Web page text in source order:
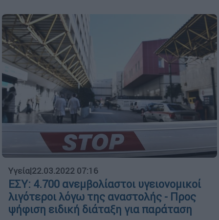
Υγεία|22.03.2022 07:16
ΕΣΥ: 4.700 ανεμβολίαστοι υγειονομικοί
λιγότεροι λόγω της αναστολής - Προς
ψήφιση ειδική διάταξη για παράταση